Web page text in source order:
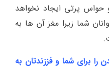
پرتی ایجاد نخواهد
شما زیرا مغز آن ها به
را برای شما و فززندتان به